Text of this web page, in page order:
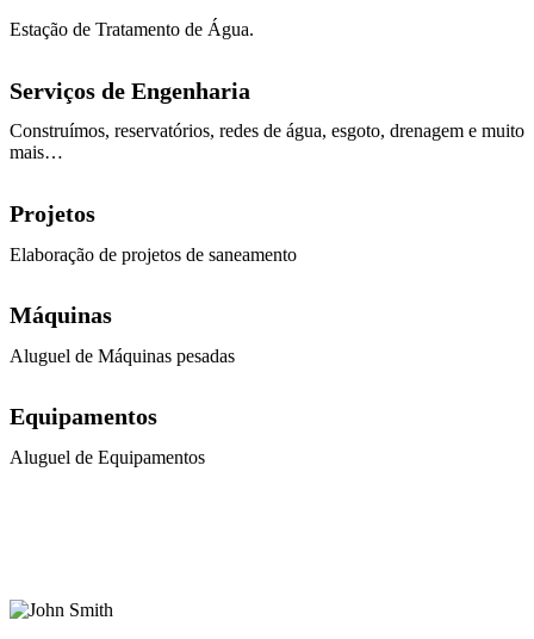
Estação de Tratamento de Água.
Serviços de Engenharia
Construímos, reservatórios, redes de água, esgoto, drenagem e muito
mais…
Projetos
Elaboração de projetos de saneamento
Máquinas
Aluguel de Máquinas pesadas
Equipamentos
Aluguel de Equipamentos